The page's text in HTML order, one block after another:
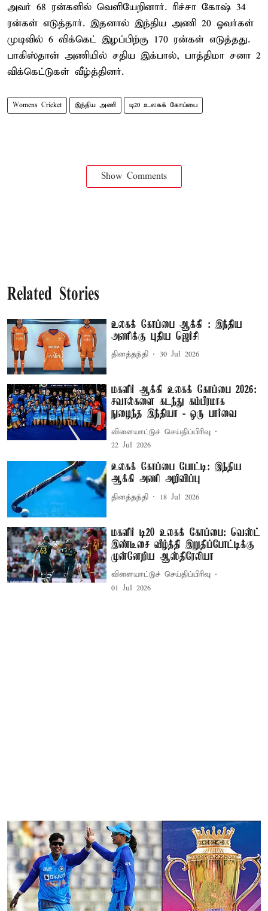
அவர் 68 ரன்களில் வெளியேறினார். ரிச்சா கோஷ் 34
ரன்கள் எடுத்தார். இதனால் இந்திய அணி 20 ஓவர்கள்
முடிவில் 6 விக்கெட் இழப்பிற்கு 170 ரன்கள் எடுத்தது.
பாகிஸ்தான் அணியில் சதிய இக்பால், பாத்திமா சனா 2
விக்கெட்டுகள் வீழ்த்தினர்.
Womens Cricket இந்திய அணி டி20 உலகக் கோப்பை
Show Comments
Related Stories
உலகக் கோப்பை ஆக்கி : இந்திய
அணிக்கு புதிய ஜெர்சி
தினத்தந்தி 30 Jul 2026
மகளிர் ஆக்கி உலகக் கோப்பை 2026:
சவால்களை கடந்து கம்பீரமாக
நுழைந்த இந்தியா - ஒரு பார்வை
விளையாட்டுச் செய்திப்பிரிவு
22 Jul 2026
உலகக் கோப்பை போட்டி: இந்திய
ஆக்கி அணி அறிவிப்பு
தினத்தந்தி 18 Jul 2026
மகளிர் டி20 உலகக் கோப்பை: வெஸ்ட்
இண்டீசை வீழ்த்தி இறுதிப்போட்டிக்கு
முன்னேறிய ஆஸ்திரேலியா
விளையாட்டுச் செய்திப்பிரிவு
01 Jul 2026